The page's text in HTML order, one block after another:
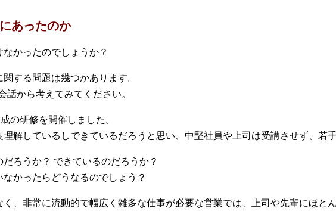
あったのか
かったのでしょうか？
する問題は幾つかあります。
から考えてみてください。
の研修を開催しました。
解しているしできているだろうと思い、中堅社員や上司は受講させず、若手
ろうか？ できているのだろうか？
かったらどうなるのでしょう？
、非常に流動的で幅広く雑多な仕事が必要な営業では、上司や先輩にほと